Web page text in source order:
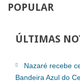
POPULAR
ÚLTIMAS
Nazaré recebe
Bandeira Azul do